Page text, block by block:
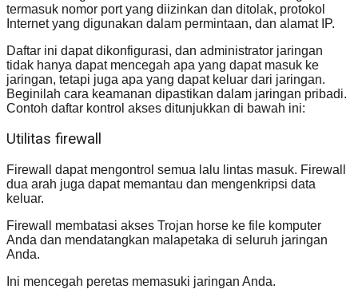
termasuk nomor port yang diizinkan dan ditolak, protokol
Internet yang digunakan dalam permintaan, dan alamat IP.
Daftar ini dapat dikonfigurasi, dan administrator jaringan
tidak hanya dapat mencegah apa yang dapat masuk ke
jaringan, tetapi juga apa yang dapat keluar dari jaringan.
Beginilah cara keamanan dipastikan dalam jaringan pribadi.
Contoh daftar kontrol akses ditunjukkan di bawah ini:
Utilitas firewall
Firewall dapat mengontrol semua lalu lintas masuk. Firewall
dua arah juga dapat memantau dan mengenkripsi data
keluar.
Firewall membatasi akses Trojan horse ke file komputer
Anda dan mendatangkan malapetaka di seluruh jaringan
Anda.
Ini mencegah peretas memasuki jaringan Anda.